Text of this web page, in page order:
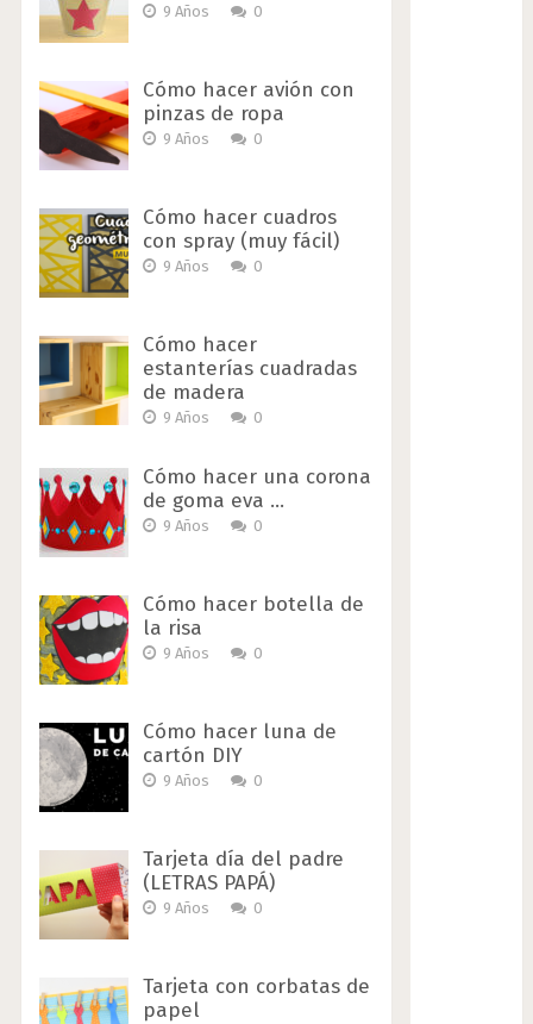
9 Años 0
Cómo hacer avión con
pinzas de ropa
9 Años 0
Cómo hacer cuadros
con spray (muy fácil)
9 Años 0
Cómo hacer
estanterías cuadradas
de madera
9 Años 0
Cómo hacer una corona
de goma eva …
9 Años 0
Cómo hacer botella de
la risa
9 Años 0
Cómo hacer luna de
cartón DIY
9 Años 0
Tarjeta día del padre
(LETRAS PAPÁ)
9 Años 0
Tarjeta con corbatas de
papel